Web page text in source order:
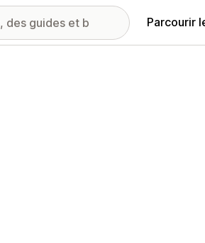
Parcourir